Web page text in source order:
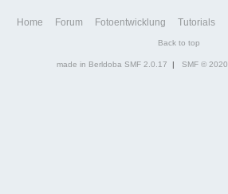
Home Forum Fotoentwicklung Tutorials
Back to top
made in Berldoba SMF 2.0.17 | SMF © 2020